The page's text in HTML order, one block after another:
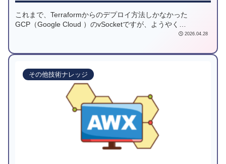
これまで、Terraformからのデプロイ方法しかなかった
GCP（Google Cloud ）のvSocketですが、ようやく
2026.04.28
その他技術ナレッジ